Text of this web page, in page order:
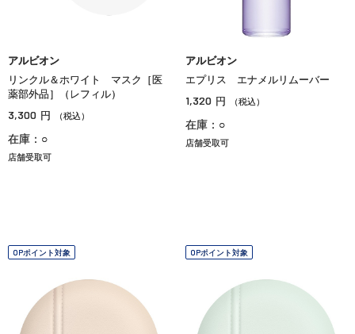
アルビオン
リンクル＆ホワイト マスク［医
薬部外品］（レフィル）
3,300 円 （税込）
在庫：○
店舗受取可
アルビオン
エプリス エナメルリムーバー
1,320 円 （税込）
在庫：○
店舗受取可
OPポイント対象 OPポイント対象